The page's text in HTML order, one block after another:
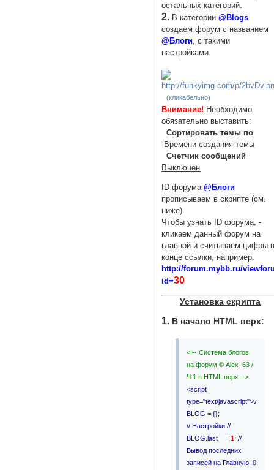
остальных категорий.
2. В категории@Blogs
создаем форум с названием
@Блоги, с такими
настройками:
(кликабельно)
Внимание! Необходимо
обязательно выставить:
Сортировать темы по
Времени создания темы
Счетчик сообщений
Выключен
ID форума@Блоги
прописываем в скрипте (см.
ниже)
Чтобы узнать ID форума, -
кликаем данный форум на
главной и считываем цифры
конце ссылки, например:
http://forum.mybb.ru/
id=30
Установка скрипта
1. В начало HTML верх:
<!-- Система блогов
на форум © Alex_63 /
Ч.1 в HTML верх -->
<script
type="text/javascript">var
BLOG = {};
// Настройки //
BLOG.last =1; //
Вывод последних
записей на Главную, 0